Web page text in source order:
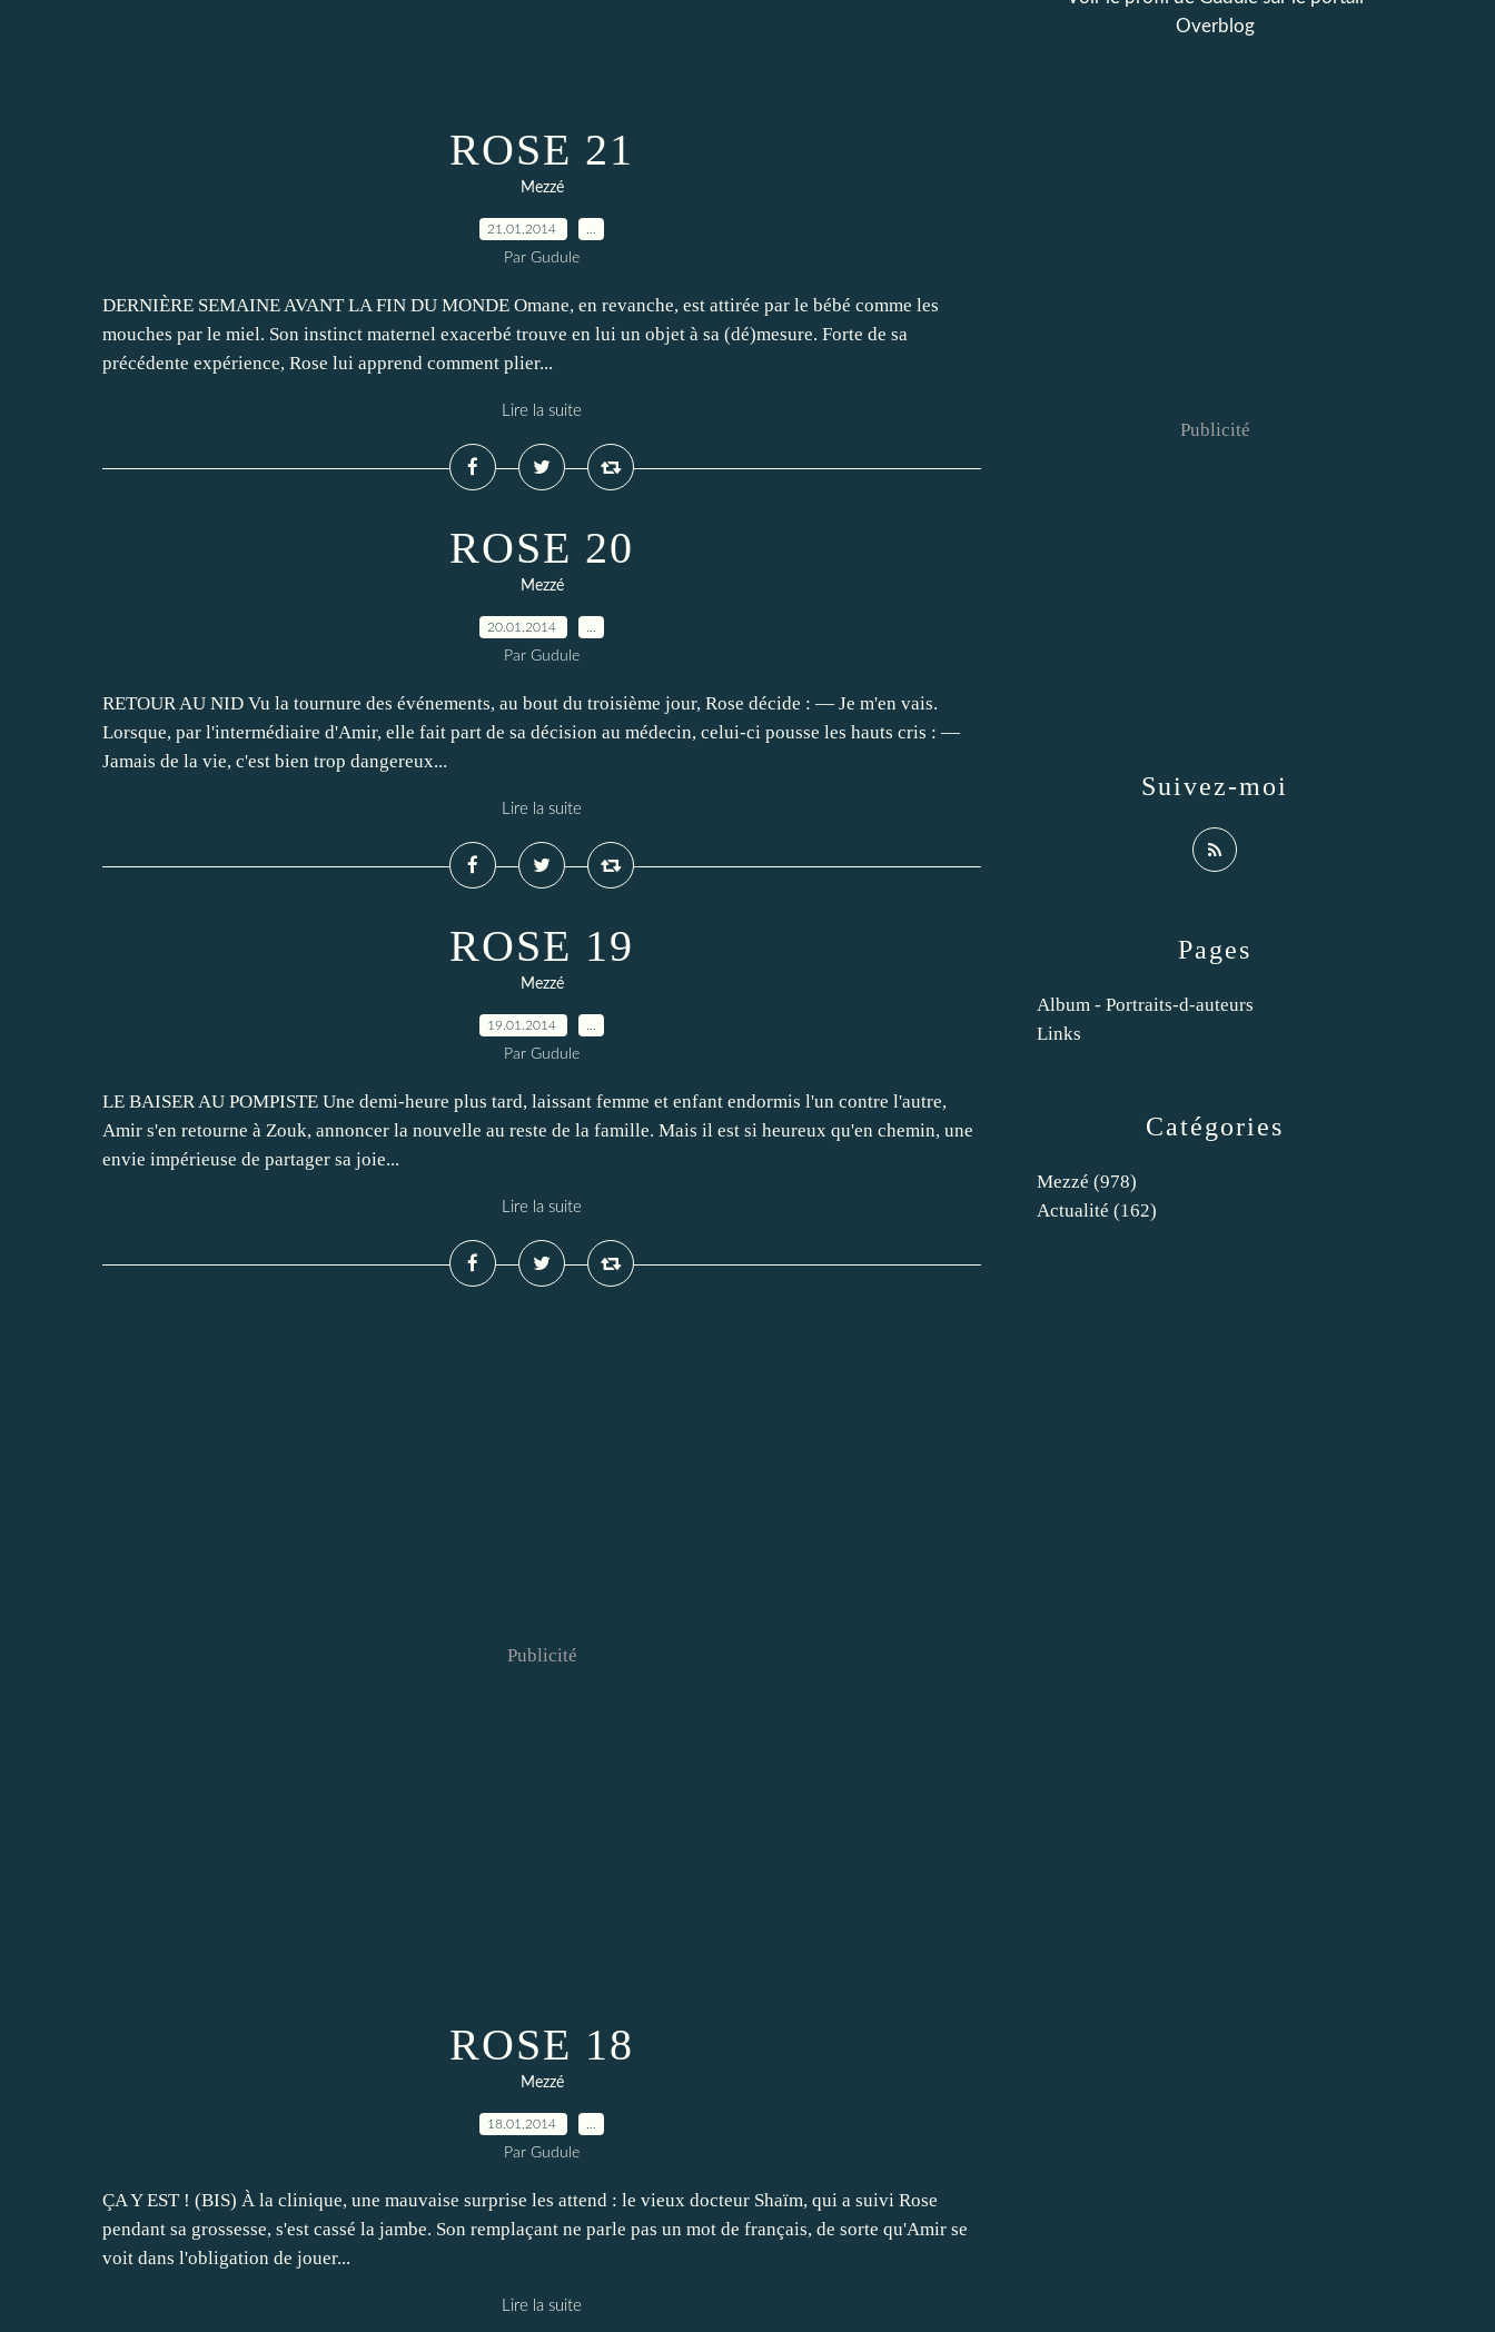
ROSE 21
Mezzé
21.01.2014
Par Gudule
DERNIÈRE SEMAINE AVANT LA FIN DU MONDE Omane, en revanche, est attirée par le bébé comme les
mouches par le miel. Son instinct maternel exacerbé trouve en lui un objet à sa (dé)mesure. Forte de sa
précédente expérience, Rose lui apprend comment plier...
Lire la suite
ROSE 20
Mezzé
20.01.2014
Par Gudule
RETOUR AU NID Vu la tournure des événements, au bout du troisième jour, Rose décide : — Je m'en vais.
Lorsque, par l'intermédiaire d'Amir, elle fait part de sa décision au médecin, celui-ci pousse les hauts cris : —
Jamais de la vie, c'est bien trop dangereux...
Lire la suite
ROSE 19
Mezzé
19.01.2014
Par Gudule
LE BAISER AU POMPISTE Une demi-heure plus tard, laissant femme et enfant endormis l'un contre l'autre,
Amir s'en retourne à Zouk, annoncer la nouvelle au reste de la famille. Mais il est si heureux qu'en chemin, une
envie impérieuse de partager sa joie...
Lire la suite
Publicité
ROSE 18
Mezzé
18.01.2014
Par Gudule
ÇA Y EST ! (BIS) À la clinique, une mauvaise surprise les attend : le vieux docteur Shaïm, qui a suivi Rose
pendant sa grossesse, s'est cassé la jambe. Son remplaçant ne parle pas un mot de français, de sorte qu'Amir se
voit dans l'obligation de jouer...
Lire la suite
Catégories
Mezzé (978)
Actualité (162)
Pages
Album - Portraits-d-auteurs
Links
Overblog
Suivez-moi
Publicité